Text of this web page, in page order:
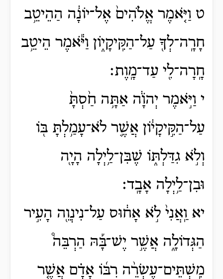
ט וַיֹּ֤אמֶר אֱלֹהִים֙ אֶל־יוֹנָ֔ה הַהֵיטֵ֥ב
חָרָֽה־לְךָ֖ עַל־הַקִּֽיקָי֑וֹן וַיֹּ֕אמֶר הֵיטֵ֥ב
חָֽרָה־לִ֖י עַד־מָֽוֶת׃
י וַיֹּ֣אמֶר יְהֹוָ֔ה אַתָּ֥ה חַ֙סְתָּ֙
עַל־הַקִּ֣יקָי֔וֹן אֲשֶׁ֛ר לֹא־עָמַ֥לְתָּ בּ֖וֹ
וְלֹ֣א גִדַּלְתּ֑וֹ שֶׁבִּן־לַ֥יְלָה הָיָ֖ה
וּבִן־לַ֥יְלָה אָבָֽד׃
יא וַֽאֲנִי֙ לֹ֣א אָח֔וּס עַל־נִינְוֵ֖ה הָעִ֣יר
הַגְּדוֹלָ֑ה אֲשֶׁ֣ר יֶשׁ־בָּ֡הּ הַרְבֵּה֩
מִֽשְׁתֵּים־עֶשְׂרֵ֨ה רִבּ֜וֹ אָדָ֗ם אֲשֶׁ֤ר